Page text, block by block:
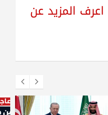
اعرف المزيد عن